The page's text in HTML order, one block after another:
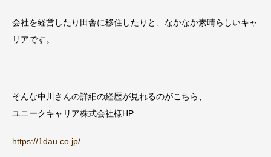
会社を経営したり田舎に移住したりと、なかなか素晴らしいキャ
リアです。
そんな中川さんの詳細の経歴が見れるのがこちら、
ユニークキャリア株式会社様HP
https://1dau.co.jp/